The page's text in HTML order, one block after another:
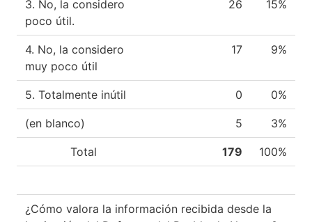
3. No, la considero
poco útil.
26 15%
4. No, la considero
muy poco útil
17 9%
5. Totalmente inútil 0 0%
(en blanco) 5 3%
Total 179 100%
¿Cómo valora la información recibida desde la